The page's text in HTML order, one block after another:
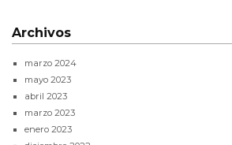
Archivos
marzo 2024
mayo 2023
abril 2023
marzo 2023
enero 2023